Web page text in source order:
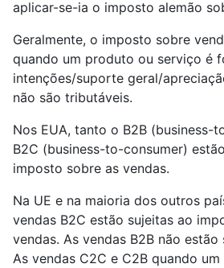
aplicar-se-ia o imposto alemão
Geralmente, o imposto sobre
quando um produto ou serviço é
intenções/suporte geral/
não são tributáveis.
Nos EUA, tanto o B2B (business-
B2C (business-to-consumer)
imposto sobre as vendas.
Na UE e na maioria dos outros
vendas B2C estão sujeitas ao
vendas. As vendas B2B não
As vendas C2C e C2B quando